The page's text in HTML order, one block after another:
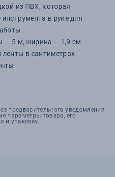
из ПВХ, которая
в руке для
— 5 м, ширина — 1,9 см
в сантиметрах
предварительного уведомления
параметры товара, его
и упаковку.